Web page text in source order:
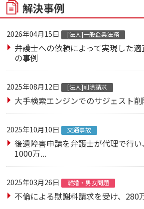
解決事例
2026年04月15日 [法人]一般企業法務
弁護士への依頼によって実現した
の事例
2025年08月12日 [法人]削除請求
大手検索エンジンでのサジェスト削
2025年10月10日 交通事故
後遺障害申請を弁護士が代理で行い
1000万...
2025年03月26日 離婚・男女問題
不倫による慰謝料請求を受け、280